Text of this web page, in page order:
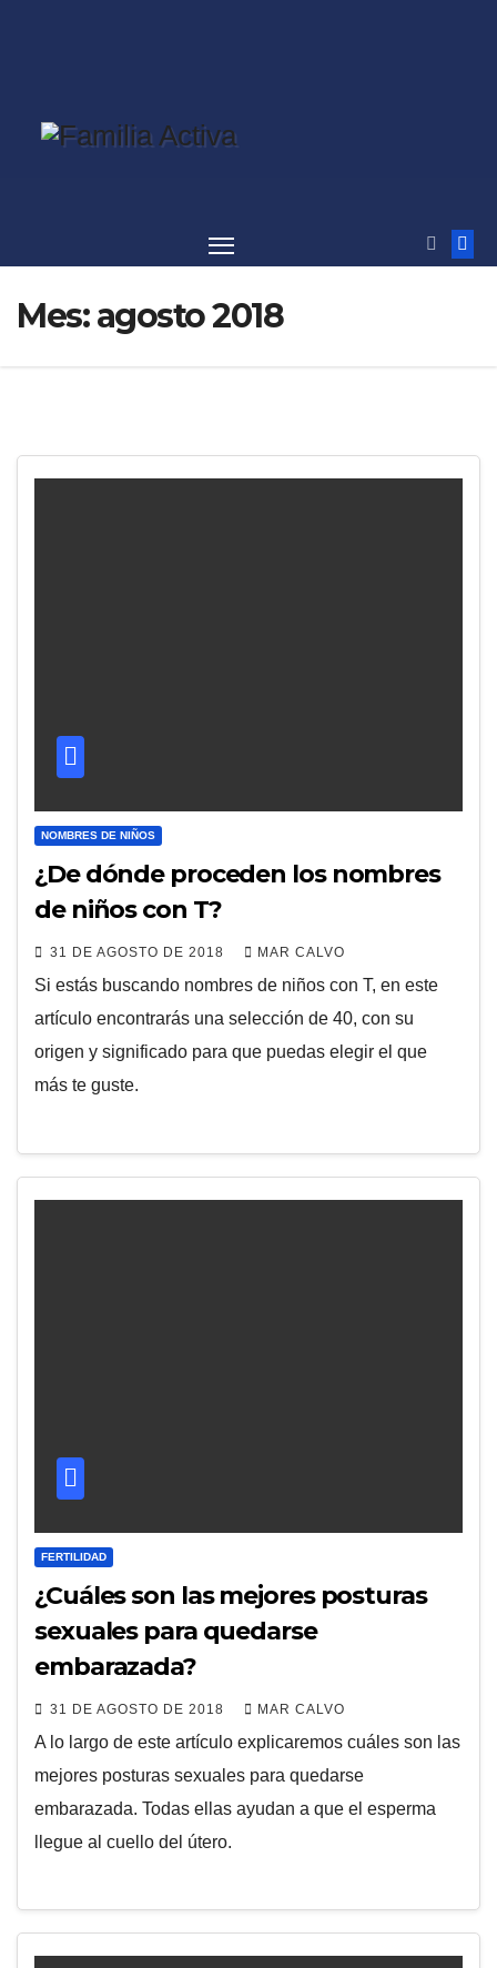
Mes:agosto 2018
NOMBRES DE NIÑOS
¿De dónde proceden los nombres
de niños con T?
31 DE AGOSTO DE 2018 MAR CALVO
Si estás buscando nombres de niños con T, en este
artículo encontrarás una selección de 40, con su
origen y significado para que puedas elegir el que
más te guste.
FERTILIDAD
¿Cuáles son las mejores posturas
sexuales para quedarse
embarazada?
31 DE AGOSTO DE 2018 MAR CALVO
A lo largo de este artículo explicaremos cuáles son las
mejores posturas sexuales para quedarse
embarazada. Todas ellas ayudan a que el esperma
llegue al cuello del útero.